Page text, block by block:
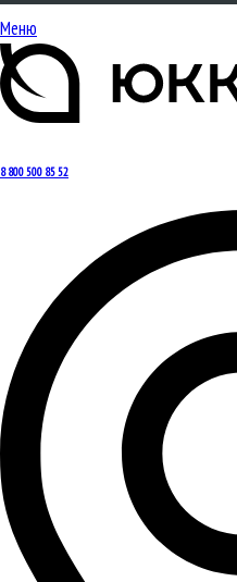
Меню
8 800 500 85 52